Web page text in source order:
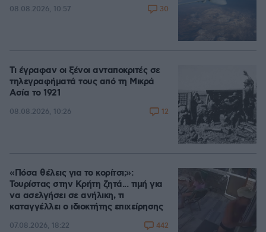
08.08.2026, 10:57 30
Τι έγραφαν οι ξένοι ανταποκριτές σε
τηλεγραφήματά τους από τη Μικρά
Ασία το 1921
08.08.2026, 10:26 12
«Πόσα θέλεις για το κορίτσι;»:
Τουρίστας στην Κρήτη ζητά... τιμή για
να ασελγήσει σε ανήλικη, τι
καταγγέλλει ο ιδιοκτήτης επιχείρησης
07.08.2026, 18:22 442